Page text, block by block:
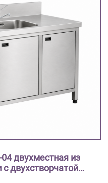
двухместная из
двухстворчатой